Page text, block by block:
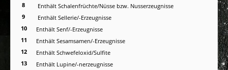
8
Enthält Schalenfrüchte/Nüsse bzw. Nusserzeugnisse
9
Enthält Sellerie/-Erzeugnisse
10
Enthält Senf/-Erzeugnisse
11
Enthält Sesamsamen/-Erzeugnisse
12
Enthält Schwefeloxid/Sulfite
13
Enthält Lupine/-nerzeugnisse